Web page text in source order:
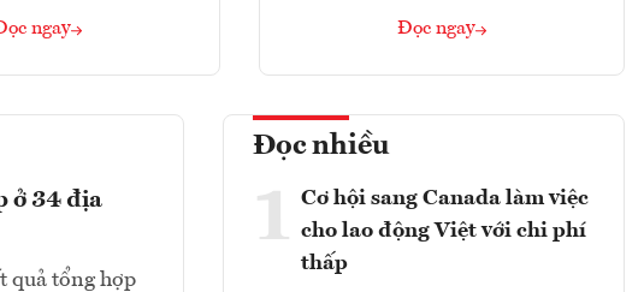
ngay Đọc ngay
ở 34 địa
quả tổng hợp
Đọc nhiều
1 Cơ hội sang Canada làm việc
cho lao động Việt với chi phí
thấp